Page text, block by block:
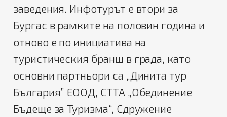
заведения. Инфотурът е втори за
Бургас в рамките на половин година и
отново е по инициатива на
туристическия бранш в града, като
основни партньори са „Динита тур
България” ЕООД, СТТА „Обединение
Бъдеще за Туризма“, Сдружение